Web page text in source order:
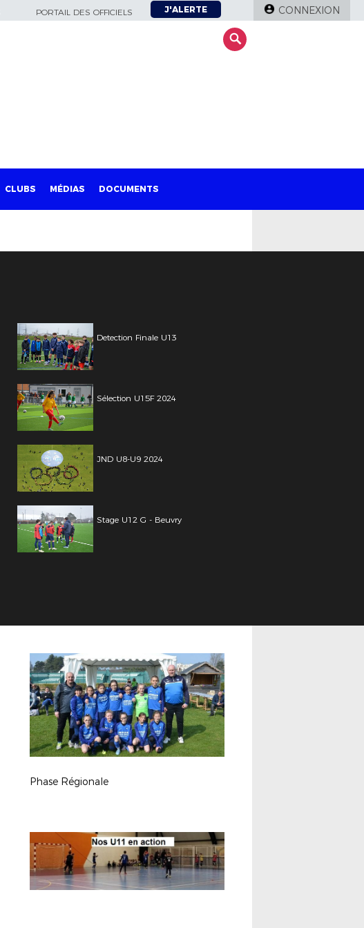
PORTAIL DES OFFICIELS J'ALERTE CONNEXION
CLUBS MÉDIAS DOCUMENTS
Detection Finale U13
Sélection U15F 2024
JND U8-U9 2024
Stage U12 G - Beuvry
Phase Régionale